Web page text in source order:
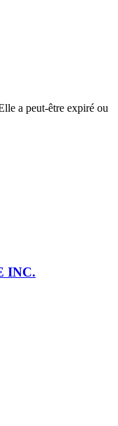
a peut-être expiré ou
INC.